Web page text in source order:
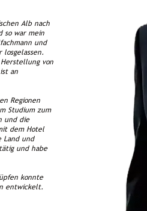
Alb nach
so war mein
und
von
an
Regionen
Studium zum
und die
dem Hotel
Land und
und habe
konnte
entwickelt.